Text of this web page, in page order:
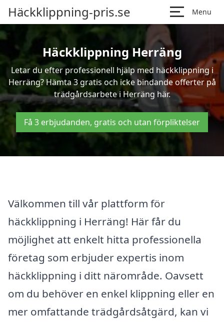
Häckklippning-pris.se Menu
Häckklippning Herräng
Letar du efter professionell hjälp med häckklippning i
Herräng? Hämta 3 gratis och icke bindande offerter på
trädgårdsarbete i Herräng här.
Få 3 erbjudanden, gratis och utan förpliktelser
Välkommen till vår plattform för
häckklippning i Herräng! Här får du
möjlighet att enkelt hitta professionella
företag som erbjuder expertis inom
häckklippning i ditt närområde. Oavsett
om du behöver en enkel klippning eller en
mer omfattande trädgårdsåtgärd, kan vi